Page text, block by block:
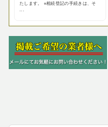
たします。 ※相続登記の手続きは、そ
...